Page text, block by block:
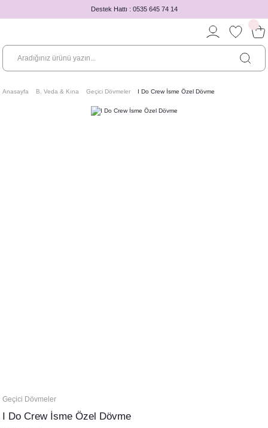
Destek Hattı : 0535 645 74 14
Anasayfa B. Veda & Kına Geçici Dövmeler I Do Crew İsme Özel Dövme
Geçici Dövmeler
I Do Crew İsme Özel Dövme